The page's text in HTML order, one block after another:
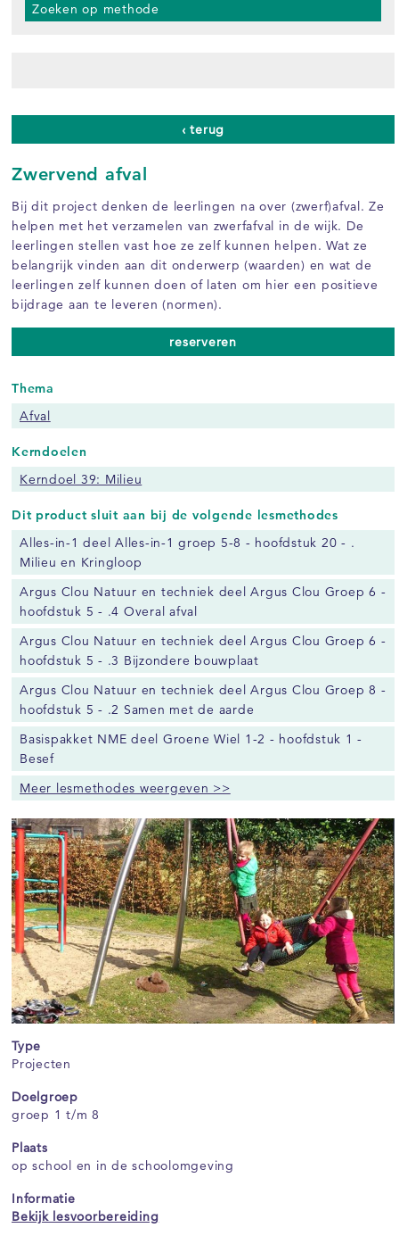
Zoeken op methode
‹ terug
Zwervend afval
Bij dit project denken de leerlingen na over (zwerf)afval. Ze
helpen met het verzamelen van zwerfafval in de wijk. De
leerlingen stellen vast hoe ze zelf kunnen helpen. Wat ze
belangrijk vinden aan dit onderwerp (waarden) en wat de
leerlingen zelf kunnen doen of laten om hier een positieve
bijdrage aan te leveren (normen).
reserveren
Thema
Afval
Kerndoelen
Kerndoel 39: Milieu
Dit product sluit aan bij de volgende lesmethodes
Alles-in-1 deel Alles-in-1 groep 5-8 - hoofdstuk 20 - .
Milieu en Kringloop
Argus Clou Natuur en techniek deel Argus Clou Groep 6 -
hoofdstuk 5 - .4 Overal afval
Argus Clou Natuur en techniek deel Argus Clou Groep 6 -
hoofdstuk 5 - .3 Bijzondere bouwplaat
Argus Clou Natuur en techniek deel Argus Clou Groep 8 -
hoofdstuk 5 - .2 Samen met de aarde
Basispakket NME deel Groene Wiel 1-2 - hoofdstuk 1 -
Besef
Meer lesmethodes weergeven >>
Type
Projecten
Doelgroep
groep 1 t/m 8
Plaats
op school en in de schoolomgeving
Informatie
Bekijk lesvoorbereiding